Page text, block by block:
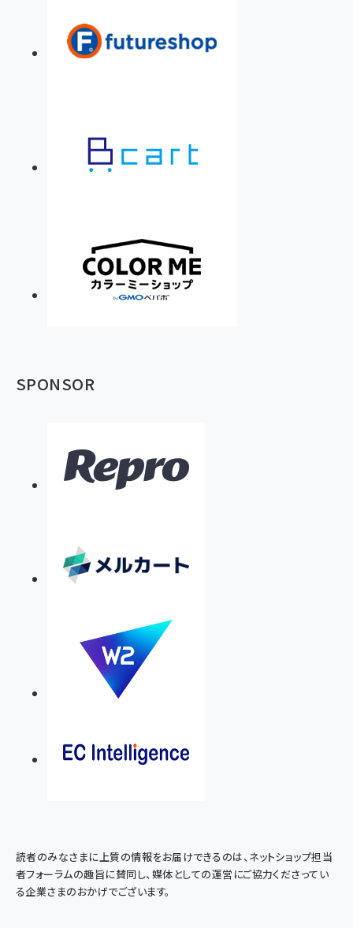
SPONSOR
読者のみなさまに上質の情報をお届けできるのは、ネットショップ担当
者フォーラムの趣旨に賛同し、媒体としての運営にご協力くださってい
る企業さまのおかげでございます。